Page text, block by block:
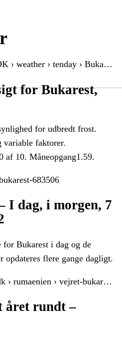
› weather › tenday › Buka…
for Bukarest,
for udbredt frost.
variable faktorer.
af 10. Måneopgang1.59.
683506
I dag, i morgen, 7
Bukarest i dag og de
opdateres flere gange dagligt.
› rumaenien › vejret-bukar…
året rundt –